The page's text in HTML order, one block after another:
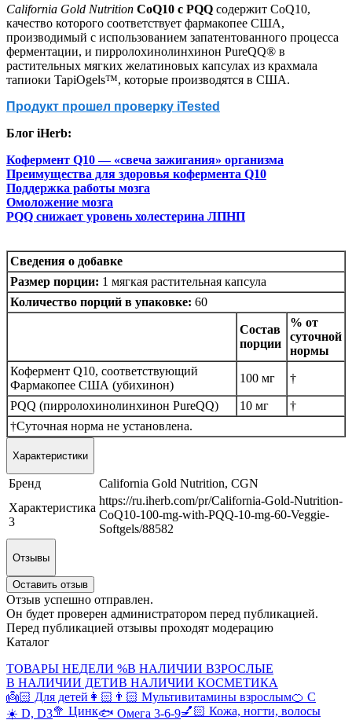
California Gold Nutrition CoQ10 с PQQ содержит CoQ10,
качество которого соответствует фармакопее США,
производимый с использованием запатентованного процесса
ферментации, и пирролохинолинхинон PureQQ® в
растительных мягких желатиновых капсулах из крахмала
тапиоки TapiOgels™, которые производятся в США.
Продукт прошел проверку iTested
Блог iHerb:
Кофермент Q10 — «свеча зажигания» организма
Преимущества для здоровья кофермента Q10
Поддержка работы мозга
Омоложение мозга
PQQ снижает уровень холестерина ЛПНП
Сведения о добавке
Размер порции: 1 мягкая растительная капсула
Количество порций в упаковке: 60
Состав
порции
% от
суточной
нормы
Кофермент Q10, соответствующий
Фармакопее США (убихинон)
100 мг †
PQQ (пирролохинолинхинон PureQQ) 10 мг
†
†Суточная норма не установлена.
Характеристики
Бренд
California Gold Nutrition, CGN
Характеристика
3
https://ru.iherb.com/pr/California-Gold-Nutrition-
CoQ10-100-mg-with-PQQ-10-mg-60-Veggie-
Softgels/88582
Отзывы
Оставить отзыв
Отзыв успешно отправлен.
Он будет проверен администратором перед публикацией.
Перед публикацией отзывы проходят модерацию
Каталог
ТОВАРЫ НЕДЕЛИ %В НАЛИЧИИ ВЗРОСЛЫЕ
В НАЛИЧИИ ДЕТИВ НАЛИЧИИ КОСМЕТИКА
👼🏻 Для детей 👩🏻👨🏻 Мультивитамины взрослым🍊 С
☀️ D, D3🥦 Цинк🐟 Омега 3-6-9💅🏻 Кожа, ногти, волосы